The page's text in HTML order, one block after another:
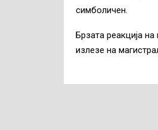
симболичен.
Брзата реакција
излезе на